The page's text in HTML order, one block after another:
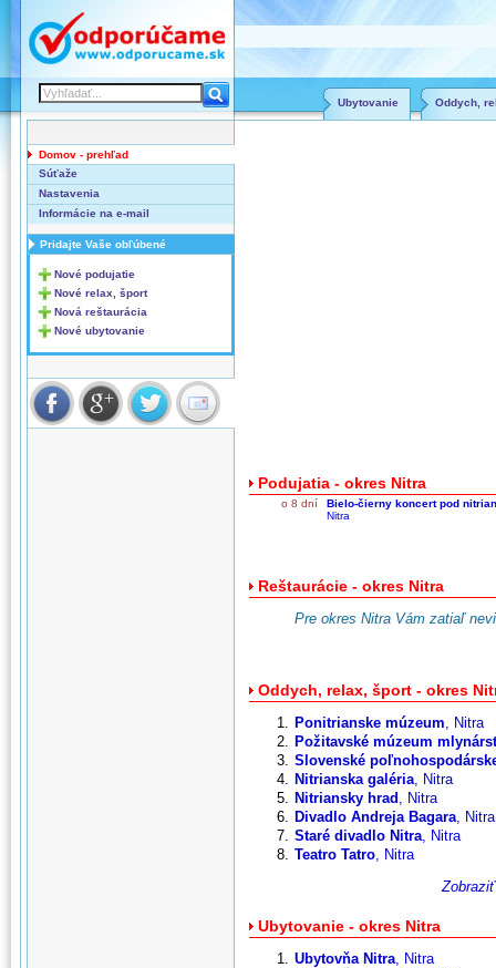
Oddych,
Ubytovanie
Domov - prehľad
Súťaže
Nastavenia
Informácie na e-mail
Pridajte Vaše obľúbené
Nové podujatie
Nové relax, šport
Nová reštaurácia
Nové ubytovanie
Podujatia - okres Nitra
o 8 dní
Bielo-čierny koncert pod
Nitra
Reštaurácie - okres Nitra
Pre okres Nitra Vám zatiaľ
Oddych, relax, šport - okres
Ponitrianske múzeum, Nitra
Požitavské múzeum
Slovenské
Nitrianska galéria, Nitra
Nitriansky hrad , Nitra
Divadlo Andreja Bagara, Nitra
Staré divadlo Nitra, Nitra
Teatro Tatro, Nitra
Ubytovanie - okres Nitra
Ubytovňa Nitra, Nitra